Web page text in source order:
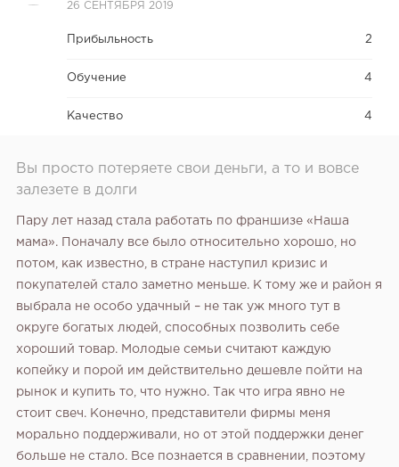
26 СЕНТЯБРЯ 2019
Прибыльность 2
Обучение 4
Качество 4
Вы просто потеряете свои деньги, а то и вовсе
залезете в долги
Пару лет назад стала работать по франшизе «Наша
мама». Поначалу все было относительно хорошо, но
потом, как известно, в стране наступил кризис и
покупателей стало заметно меньше. К тому же и район я
выбрала не особо удачный – не так уж много тут в
округе богатых людей, способных позволить себе
хороший товар. Молодые семьи считают каждую
копейку и порой им действительно дешевле пойти на
рынок и купить то, что нужно. Так что игра явно не
стоит свеч. Конечно, представители фирмы меня
морально поддерживали, но от этой поддержки денег
больше не стало. Все познается в сравнении, поэтому